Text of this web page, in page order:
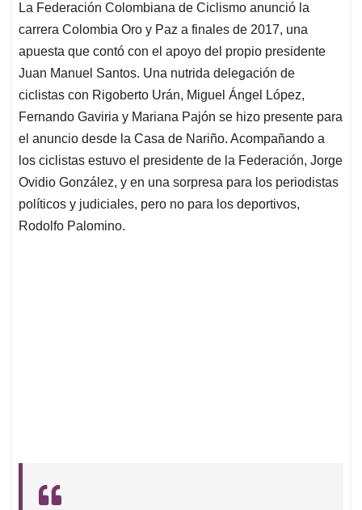
s
A
p
p
b
o
o
k
e
d
I
n
l
a
d
s
La Federación Colombiana de Ciclismo anunció la
carrera Colombia Oro y Paz a finales de 2017, una
apuesta que contó con el apoyo del propio presidente
Juan Manuel Santos. Una nutrida delegación de
ciclistas con Rigoberto Urán, Miguel Ángel López,
Fernando Gaviria y Mariana Pajón se hizo presente para
el anuncio desde la Casa de Nariño. Acompañando a
los ciclistas estuvo el presidente de la Federación, Jorge
Ovidio González, y en una sorpresa para los periodistas
políticos y judiciales, pero no para los deportivos,
Rodolfo Palomino.